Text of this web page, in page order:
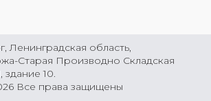
Все права защищены
Ленинградская область,
Старая Производно Складская
здание 10.